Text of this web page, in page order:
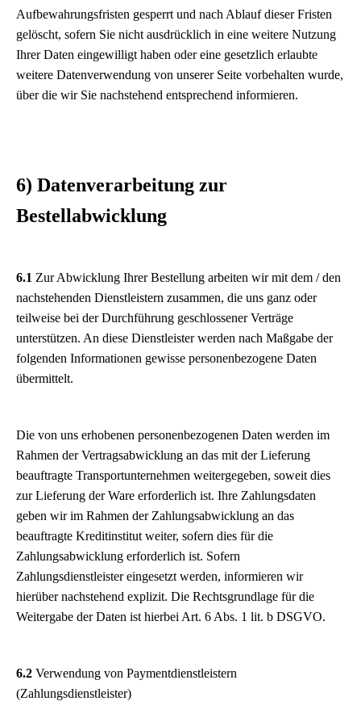
Aufbewahrungsfristen gesperrt und nach Ablauf dieser Fristen
gelöscht, sofern Sie nicht ausdrücklich in eine weitere Nutzung
Ihrer Daten eingewilligt haben oder eine gesetzlich erlaubte
weitere Datenverwendung von unserer Seite vorbehalten wurde,
über die wir Sie nachstehend entsprechend informieren.
6) Datenverarbeitung zur
Bestellabwicklung
6.1 Zur Abwicklung Ihrer Bestellung arbeiten wir mit dem / den
nachstehenden Dienstleistern zusammen, die uns ganz oder
teilweise bei der Durchführung geschlossener Verträge
unterstützen. An diese Dienstleister werden nach Maßgabe der
folgenden Informationen gewisse personenbezogene Daten
übermittelt.
Die von uns erhobenen personenbezogenen Daten werden im
Rahmen der Vertragsabwicklung an das mit der Lieferung
beauftragte Transportunternehmen weitergegeben, soweit dies
zur Lieferung der Ware erforderlich ist. Ihre Zahlungsdaten
geben wir im Rahmen der Zahlungsabwicklung an das
beauftragte Kreditinstitut weiter, sofern dies für die
Zahlungsabwicklung erforderlich ist. Sofern
Zahlungsdienstleister eingesetzt werden, informieren wir
hierüber nachstehend explizit. Die Rechtsgrundlage für die
Weitergabe der Daten ist hierbei Art. 6 Abs. 1 lit. b DSGVO.
6.2 Verwendung von Paymentdienstleistern
(Zahlungsdienstleister)